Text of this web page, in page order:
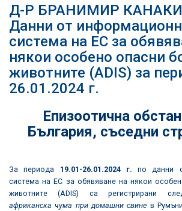
Д-Р БРАНИМИР
Данни от
система на ЕС за
някои особено опасни
животните (ADIS) за
26.01.2024 г.
Епизоотична
България, съседни
За периода 19.01 -26.01.2024 г.по данни
система на ЕС за обявяване на някои
животните (ADIS) са регистрирани
африканска чума при домашни свине в